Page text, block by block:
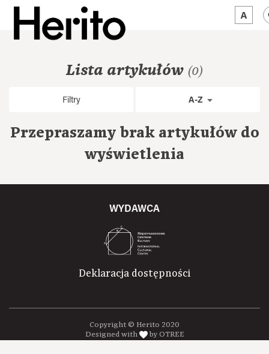
MAMY NA OKU
JĘZYK: PL
Lista artykułów (0)
Filtry A-Z
Przepraszamy brak artykułów do
wyświetlenia
WYDAWCA
Deklaracja dostępności
Copyright © Herito 2020
Designed with
by OTREE